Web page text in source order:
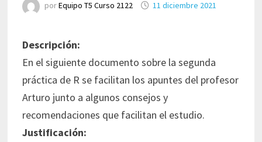
porEquipo T5 Curso 2122 11 diciembre 2021
Descripción:
En el siguiente documento sobre la segunda
práctica de R se facilitan los apuntes del profesor
Arturo junto a algunos consejos y
recomendaciones que facilitan el estudio.
Justificación: